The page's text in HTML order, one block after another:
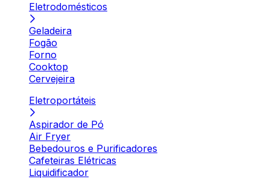
Eletrodomésticos
Geladeira
Fogão
Forno
Cooktop
Cervejeira
Eletroportáteis
Aspirador de Pó
Air Fryer
Bebedouros e Purificadores
Cafeteiras Elétricas
Liquidificador